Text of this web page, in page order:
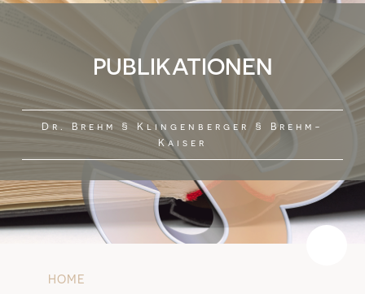
PUBLIKATIONEN
Dr. Brehm § Klingenberger § Brehm-
Kaiser
HOME